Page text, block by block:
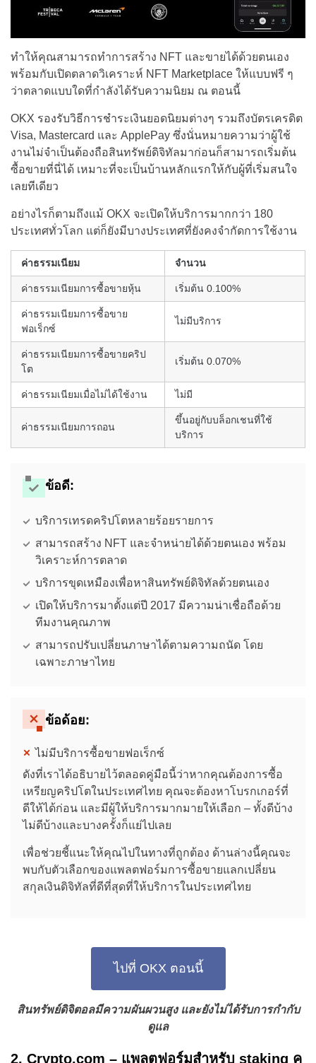
ทำให้คุณสามารถทำการสร้าง NFT และขายได้ด้วยตนเอง
พร้อมกับเปิดตลาดวิเคราะห์ NFT Marketplace ให้แบบฟรี ๆ
ว่าตลาดแบบใดที่กำลังได้รับความนิยม ณ ตอนนี้
OKX รองรับวิธีการชำระเงินยอดนิยมต่างๆ รวมถึงบัตรเครดิต
Visa, Mastercard และ ApplePay ซึ่งนั่นหมายความว่าผู้ใช้
งานไม่จำเป็นต้องถือสินทรัพย์ดิจิทัลมาก่อนก็สามารถเริ่มต้น
ซื้อขายที่นี่ได้ เหมาะที่จะเป็นบ้านหลักแรกให้กับผู้ที่เริ่มสนใจ
เลยทีเดียว
อย่างไรก็ตามถึงแม้ OKX จะเปิดให้บริการมากกว่า 180
ประเทศทั่วโลก แต่ก็ยังมีบางประเทศที่ยังคงจำกัดการใช้งาน
ค่าธรรมเนียม จำนวน
ค่าธรรมเนียมการซื้อขายหุ้น เริ่มต้น 0.100%
ค่าธรรมเนียมการซื้อขาย
ฟอเร็กซ์
ไม่มีบริการ
ค่าธรรมเนียมการซื้อขายคริป
โต
เริ่มต้น 0.070%
ค่าธรรมเนียมเมื่อไม่ได้ใช้งาน ไม่มี
ค่าธรรมเนียมการถอน
ขึ้นอยู่กับบล็อกเชนที่ใช้
บริการ
ข้อดี:
บริการเทรดคริปโตหลายร้อยรายการ
สามารถสร้าง NFT และจำหน่ายได้ด้วยตนเอง พร้อม
วิเคราะห์การตลาด
บริการขุดเหมืองเพื่อหาสินทรัพย์ดิจิทัลด้วยตนเอง
เปิดให้บริการมาตั้งแต่ปี 2017 มีความน่าเชื่อถือด้วย
ทีมงานคุณภาพ
สามารถปรับเปลี่ยนภาษาได้ตามความถนัด โดย
เฉพาะภาษาไทย
ข้อด้อย:
ไม่มีบริการซื้อขายฟอเร็กซ์
ดังที่เราได้อธิบายไว้ตลอดคู่มือนี้ว่าหากคุณต้องการซื้อ
เหรียญคริปโตในประเทศไทย คุณจะต้องหาโบรกเกอร์ที่
ดีให้ได้ก่อน และมีผู้ให้บริการมากมายให้เลือก – ทั้งดีบ้าง
ไม่ดีบ้างและบางครั้งก็แย่ไปเลย
เพื่อช่วยชี้แนะให้คุณไปในทางที่ถูกต้อง ด้านล่างนี้คุณจะ
พบกับตัวเลือกของแพลตฟอร์มการซื้อขายแลกเปลี่ยน
สกุลเงินดิจิทัลที่ดีที่สุดที่ให้บริการในประเทศไทย
ไปที่ OKX ตอนนี้
สินทรัพย์ดิจิตอลมีความผันผวนสูง และยังไม่ได้รับการกำกับ
ดูแล
2. Crypto.com – แพลตฟอร์มสำหรับ staking ค